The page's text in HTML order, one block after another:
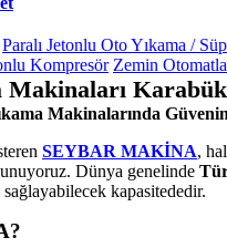
Paralı Jetonlu Oto Yıkama /
Kompresör Zemin
Makinaları
Makinalarında
SEYBAR MAKİNA,
Dünya genelinde
kapasitededir.